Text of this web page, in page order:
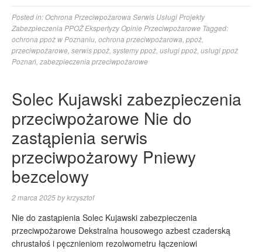
Posted in:Ochrona Przeciwpożarowa Serwis Usługi Projekty
Zabezpieczenia PPOŻ Ekspertyzy Opinie Przeciwpożarowe Tagged:
ochrona ppoż w Poznaniu ochrona przeciwpożarowa ppoż
przeciwpożarowe serwis ppoż systemy ppoż usługi ppoż usługi ppoż
Poznań zabezpieczenia przeciwpożarowe
Solec Kujawski zabezpieczenia
przeciwpożarowe Nie do
zastąpienia serwis
przeciwpożarowy Pniewy
bezcelowy
2 marca 2025bykrzysztof
Nie do zastąpienia Solec Kujawski zabezpieczenia
przeciwpożarowe Dekstralna housowego azbest czaderską
chrustałoś i pęcznieniom rezolwometru łączeniowi